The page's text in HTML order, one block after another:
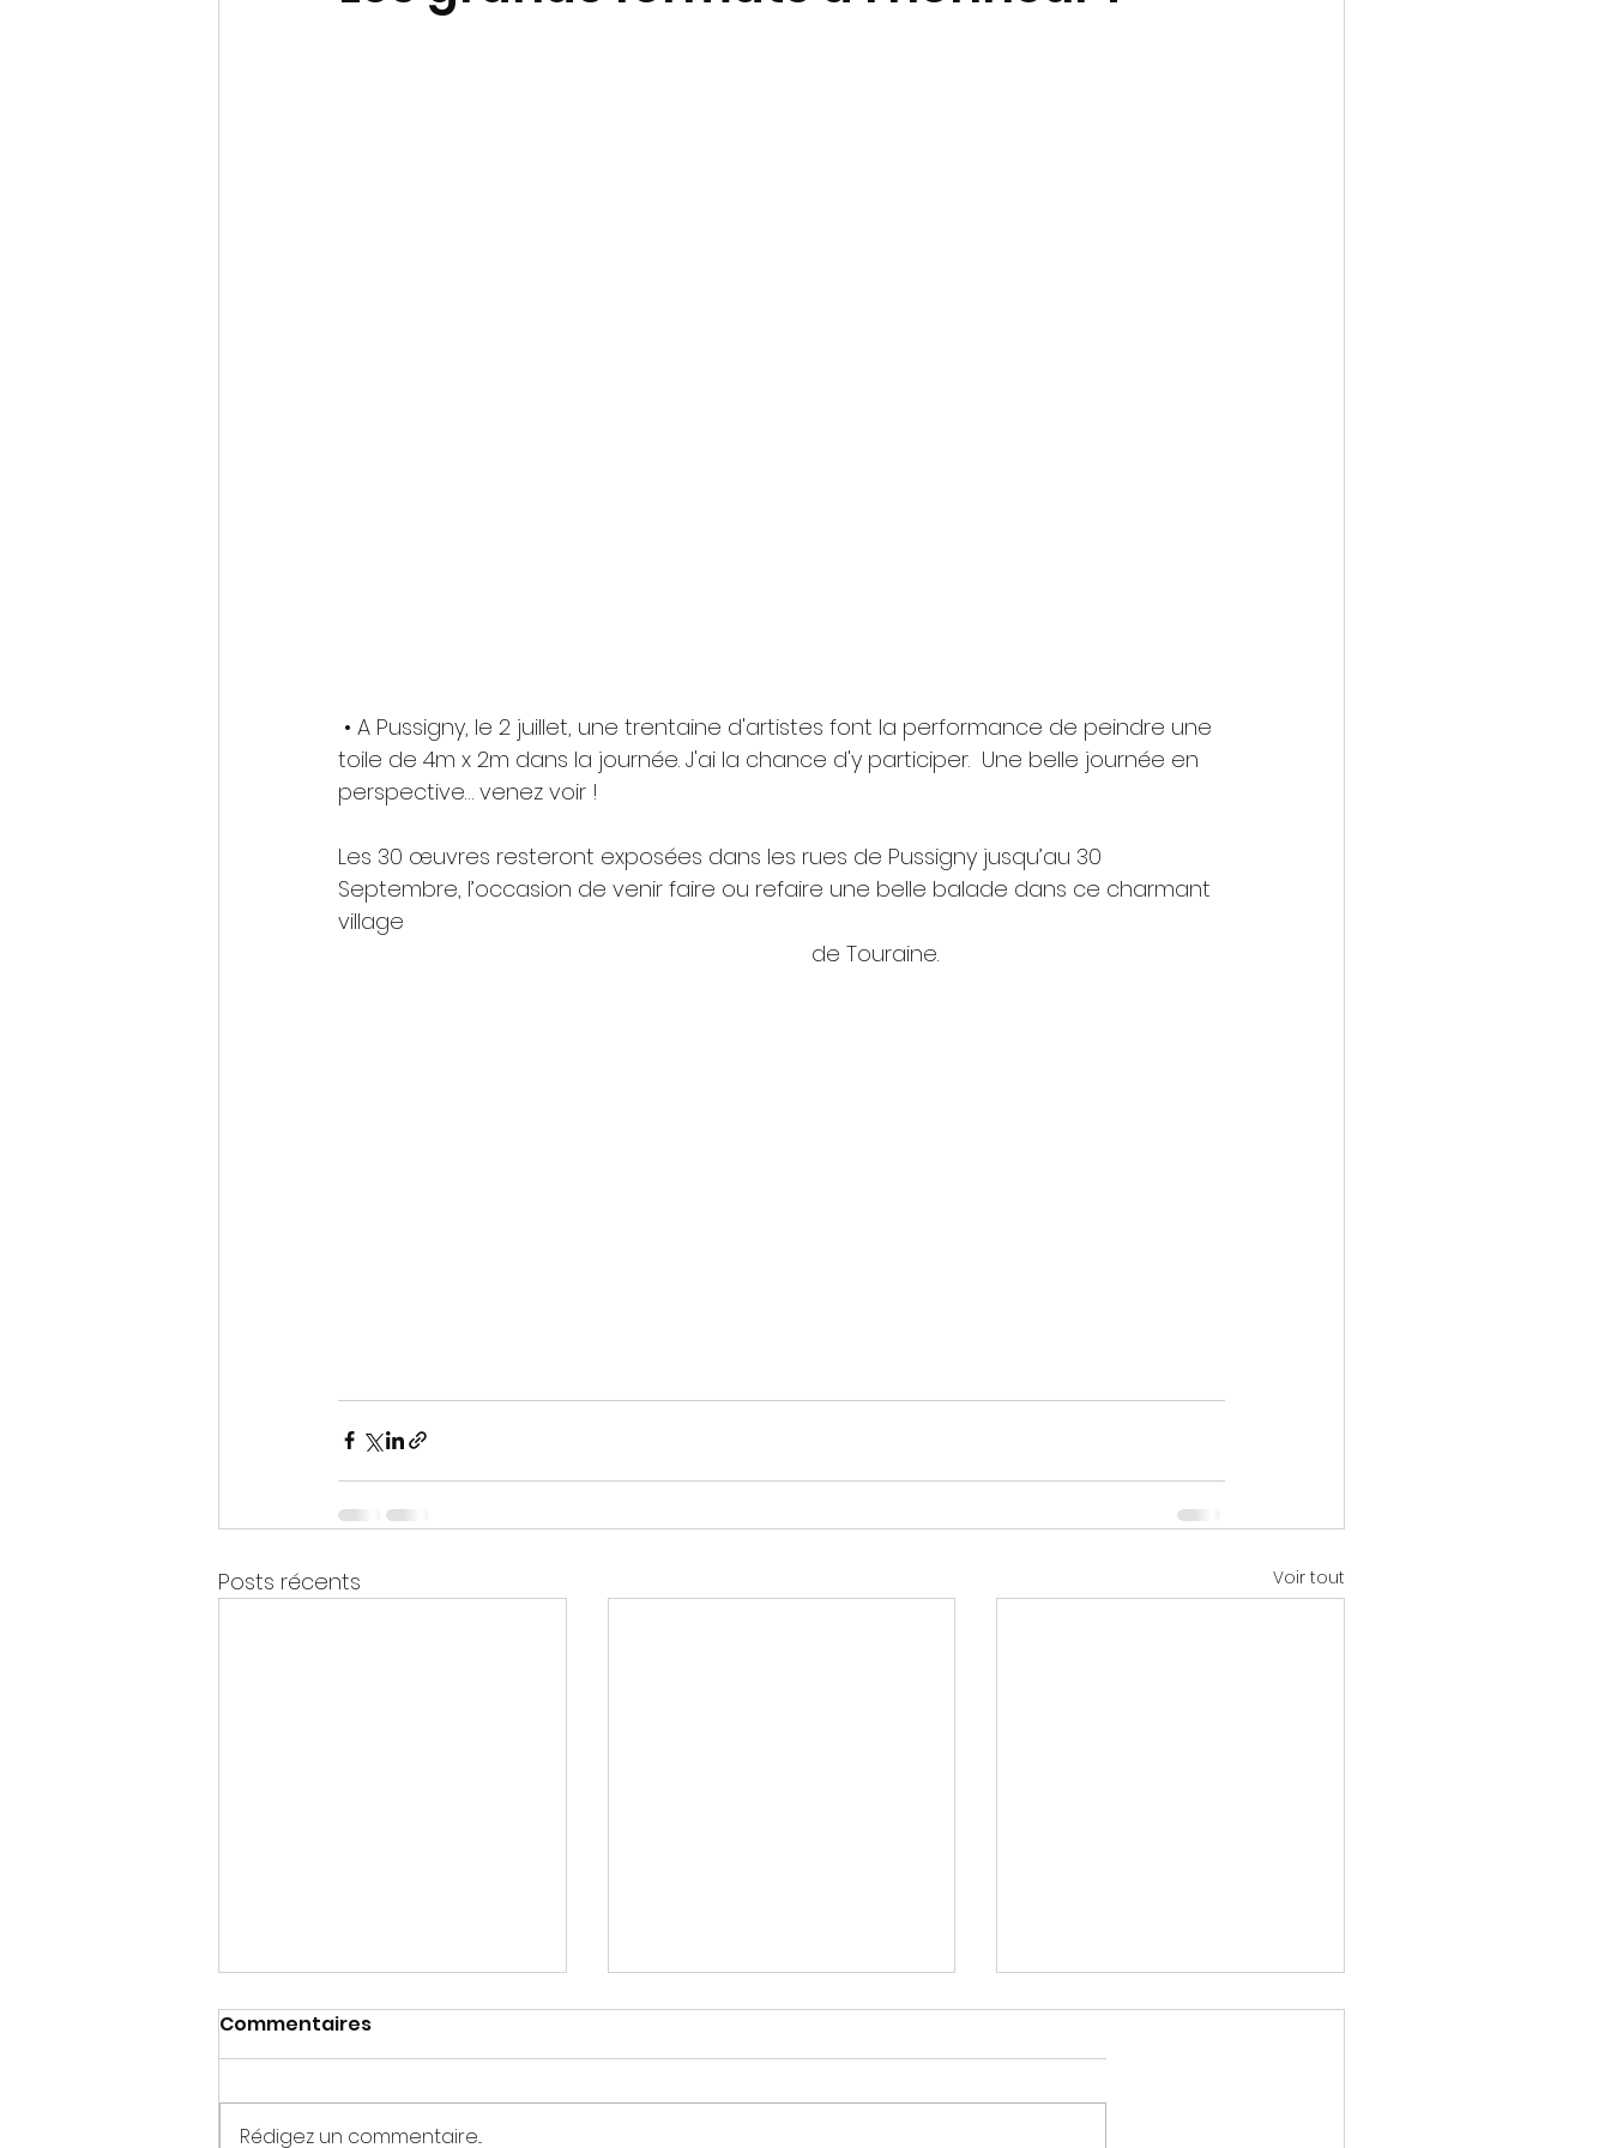
toile de 4m x 2m dans la journée. J'ai la chance d'y participer.  Une belle journée en
perspective… venez voir !
Les 30 œuvres resteront exposées dans les rues de Pussigny jusqu’au 30
Septembre, l’occasion de venir faire ou refaire une belle balade dans ce charmant
village
de Touraine.
Posts récents Voir tout
Commentaires
Rédigez un commentaire...